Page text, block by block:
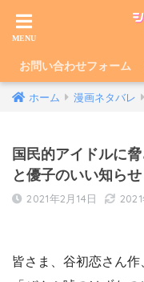
お問い合わせフォーム
ホーム 漫画ネタバレ
国民的アイドルに
と優子のいい知らせ
2021年2月14日
皆さま、谷初恋さん作